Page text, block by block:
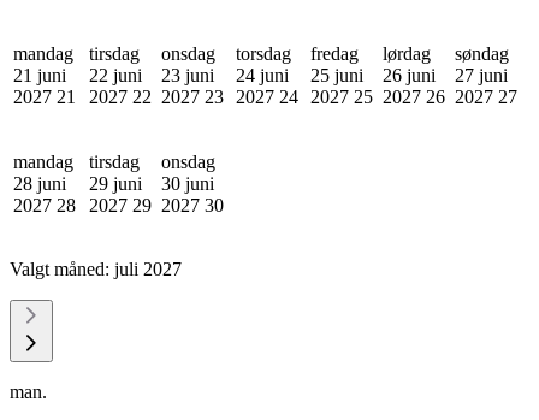
mandag
21 juni
2027 21
tirsdag
22 juni
2027 22
onsdag
23 juni
2027 23
torsdag
24 juni
2027 24
fredag
25 juni
2027 25
lørdag
26 juni
2027 26
søndag
27 juni
2027 27
mandag
28 juni
2027 28
tirsdag
29 juni
2027 29
onsdag
30 juni
2027 30
Valgt måned: juli 2027
man.